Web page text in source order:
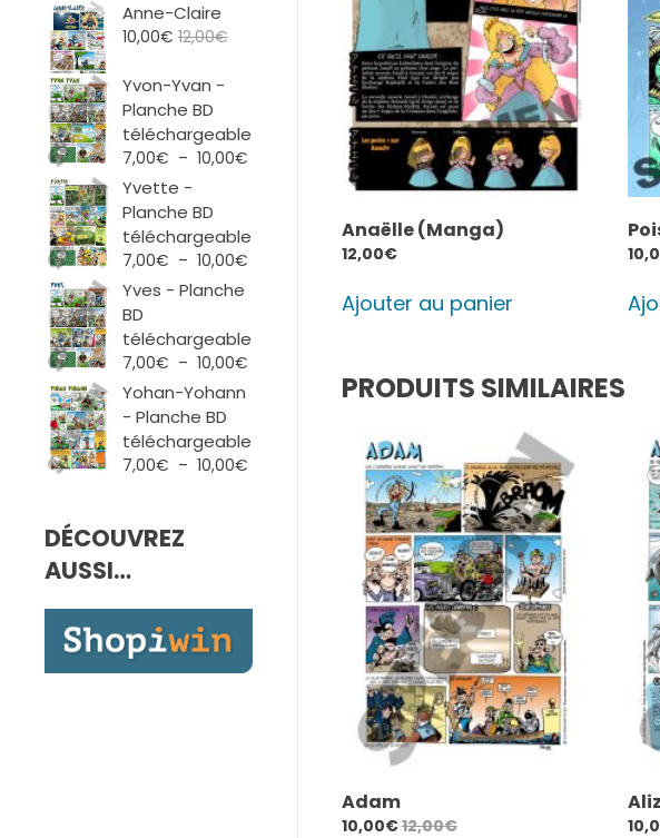
Anaëlle (Manga)
12,00€
Ajouter au panier
PRODUITS SIMILAIRES
Adam
10,00€12,00€
Anne-Claire
10,00€ 12,00€
Yvon-Yvan -
Planche BD
téléchargeable
7,00€ – 10,00€
Yvette -
Planche BD
téléchargeable
7,00€ – 10,00€
Yves - Planche
BD
téléchargeable
7,00€ – 10,00€
Yohan-Yohann
- Planche BD
téléchargeable
7,00€ – 10,00€
DÉCOUVREZ
AUSSI…